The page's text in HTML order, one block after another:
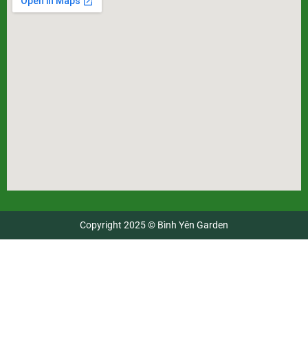
Copyright 2025 © Bình Yên Garden